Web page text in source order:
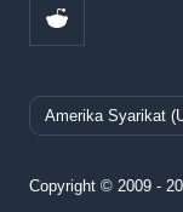
Country/region
Amerika Syarikat
Copyright © 2009 -